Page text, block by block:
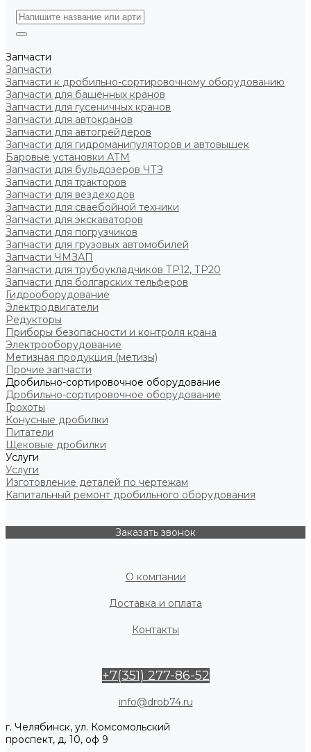
Запчасти
Запчасти
Запчасти к дробильно-сортировочному оборудованию
Запчасти для башенных кранов
Запчасти для гусеничных кранов
Запчасти для автокранов
Запчасти для автогрейдеров
Запчасти для гидроманипуляторов и автовышек
Баровые установки АТМ
Запчасти для бульдозеров ЧТЗ
Запчасти для тракторов
Запчасти для вездеходов
Запчасти для сваебойной техники
Запчасти для экскаваторов
Запчасти для погрузчиков
Запчасти для грузовых автомобилей
Запчасти ЧМЗАП
Запчасти для трубоукладчиков ТР12, ТР20
Запчасти для болгарских тельферов
Гидрооборудование
Электродвигатели
Редукторы
Приборы безопасности и контроля крана
Электрооборудование
Метизная продукция (метизы)
Прочие запчасти
Дробильно-сортировочное оборудование
Дробильно-сортировочное оборудование
Грохоты
Конусные дробилки
Питатели
Щековые дробилки
Услуги
Услуги
Изготовление деталей по чертежам
Капитальный ремонт дробильного оборудования
Заказать звонок
О компании
Доставка и оплата
Контакты
+7(351) 277-86-52
info@drob74.ru
г. Челябинск, ул. Комсомольский
проспект, д. 10, оф 9